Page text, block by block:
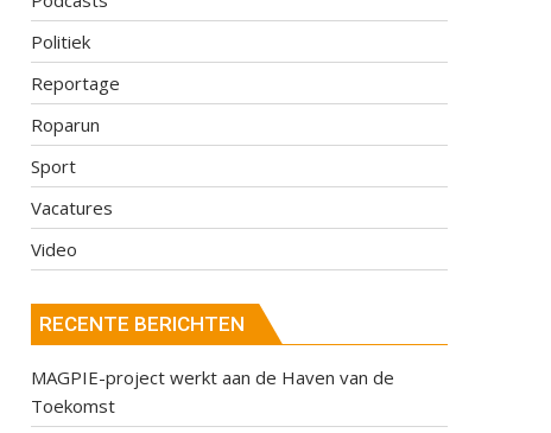
Politiek
Reportage
Roparun
Sport
Vacatures
Video
RECENTE BERICHTEN
MAGPIE-project werkt aan de Haven van de
Toekomst